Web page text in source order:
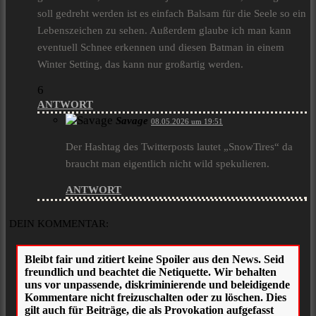
soll gedreht werden ist es einfach Balsam für die Seele so ein
Lebenszeichen zu sehen. Außerdem glaube ich man kann
eventuell Schnee erkennen und diesen Batman in einem
Winter Setting, das kann nur großartig werden.
6
ANTWORT
Savage 08.05.2026 um 19:51
Der Hashtag des Twitterposts lautet „SnowTires“ da
braucht man eigentlich nicht wild spekulieren.
ANTWORT
DEIN KOMMENTAR: